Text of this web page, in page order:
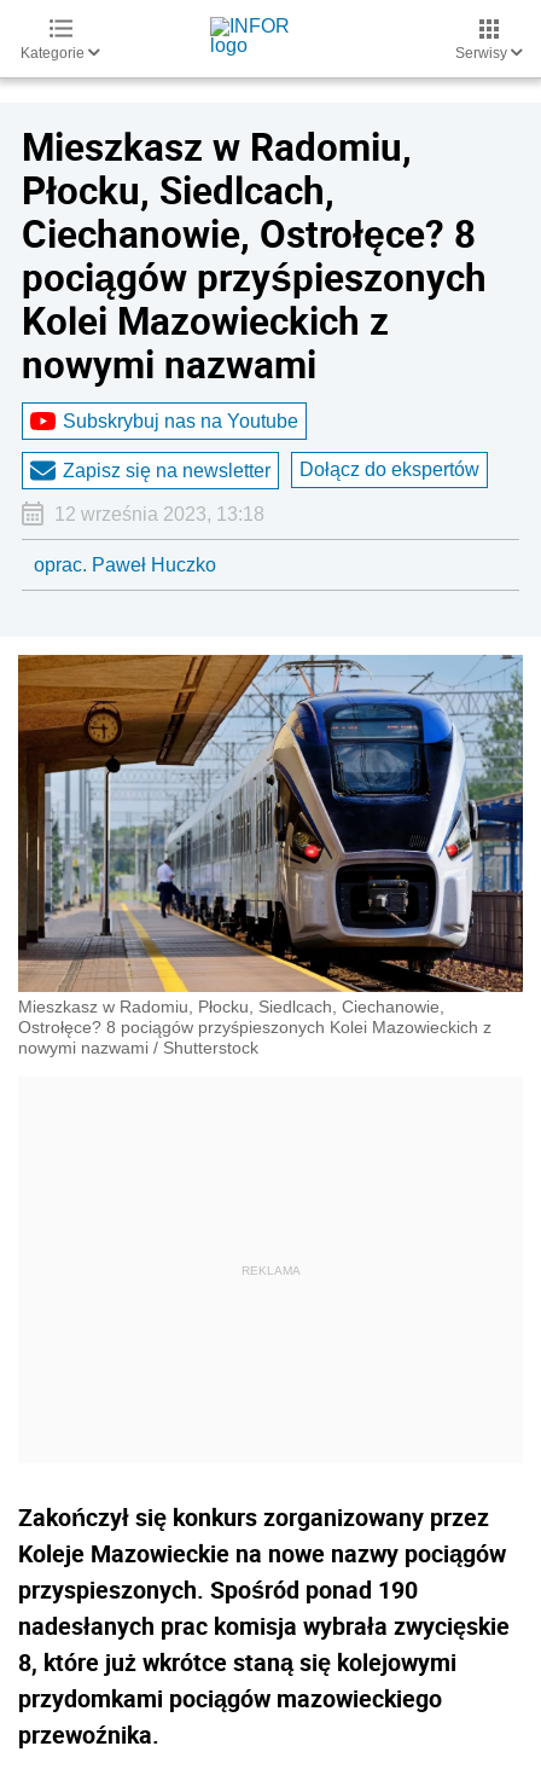
Kategorie Serwisy
Mieszkasz w Radomiu,
Płocku, Siedlcach,
Ciechanowie, Ostrołęce? 8
pociągów przyśpieszonych
Kolei Mazowieckich z
nowymi nazwami
Subskrybuj nas na Youtube
Zapisz się na newsletter Dołącz do ekspertów
12 września 2023, 13:18
oprac. Paweł Huczko
Mieszkasz w Radomiu, Płocku, Siedlcach, Ciechanowie,
Ostrołęce? 8 pociągów przyśpieszonych Kolei Mazowieckich z
nowymi nazwami / Shutterstock
Zakończył się konkurs zorganizowany przez
Koleje Mazowieckie na nowe nazwy pociągów
przyspieszonych. Spośród ponad 190
nadesłanych prac komisja wybrała zwycięskie
8, które już wkrótce staną się kolejowymi
przydomkami pociągów mazowieckiego
przewoźnika.